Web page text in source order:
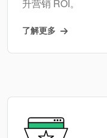
升营销 ROI。
了解更多